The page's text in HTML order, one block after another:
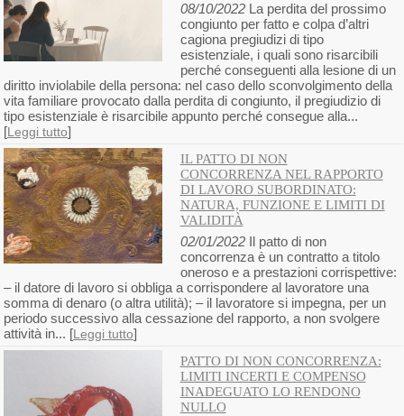
08/10/2022La perdita del prossimo
congiunto per fatto e colpa d’altri
cagiona pregiudizi di tipo
esistenziale, i quali sono risarcibili
perché conseguenti alla lesione di un
diritto inviolabile della persona: nel caso dello sconvolgimento della
vita familiare provocato dalla perdita di congiunto, il pregiudizio di
tipo esistenziale è risarcibile appunto perché consegue alla...
[Leggi tutto]
IL PATTO DI NON
CONCORRENZA NEL RAPPORTO
DI LAVORO SUBORDINATO:
NATURA, FUNZIONE E LIMITI DI
VALIDITÀ
02/01/2022Il patto di non
concorrenza è un contratto a titolo
oneroso e a prestazioni corrispettive:
– il datore di lavoro si obbliga a corrispondere al lavoratore una
somma di denaro (o altra utilità); – il lavoratore si impegna, per un
periodo successivo alla cessazione del rapporto, a non svolgere
attività in... [Leggi tutto]
PATTO DI NON CONCORRENZA:
LIMITI INCERTI E COMPENSO
INADEGUATO LO RENDONO
NULLO